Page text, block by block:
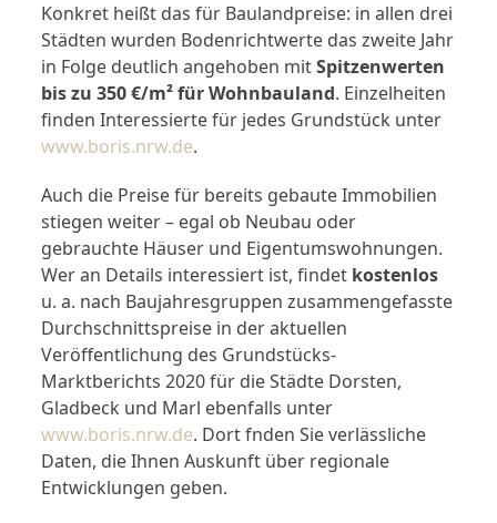
Konkret heißt das für Baulandpreise: in allen drei
Städten wurden Bodenrichtwerte das zweite Jahr
in Folge deutlich angehoben mitSpitzenwerten
bis zu 350 €/m² für Wohnbauland. Einzelheiten
finden Interessierte für jedes Grundstück unter
www.boris.nrw.de.
Auch die Preise für bereits gebaute Immobilien
stiegen weiter – egal ob Neubau oder
gebrauchte Häuser und Eigentumswohnungen.
Wer an Details interessiert ist, findet kostenlos
u. a. nach Baujahresgruppen zusammengefasste
Durchschnittspreise in der aktuellen
Veröffentlichung des Grundstücks-
Marktberichts 2020 für die Städte Dorsten,
Gladbeck und Marl ebenfalls unter
www.boris.nrw.de. Dort fnden Sie verlässliche
Daten, die Ihnen Auskunft über regionale
Entwicklungen geben.